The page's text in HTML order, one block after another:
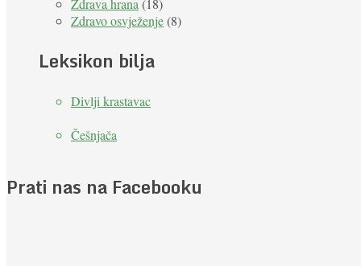
Zdrava hrana (18)
Zdravo osvježenje(8)
Leksikon bilja
Divlji krastavac
Češnjača
Prati nas na Facebooku